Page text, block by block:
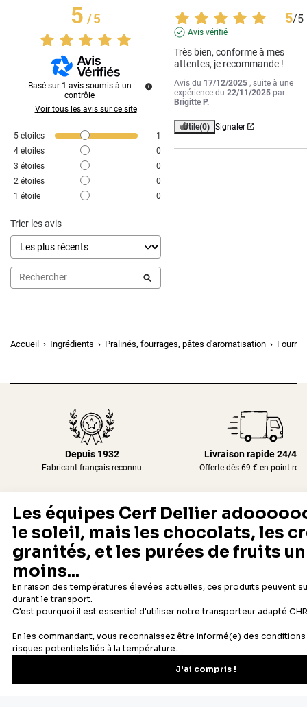
5/5
Basé sur 1 avis soumis à un
contrôle
Voir tous les avis sur ce site
5 étoiles
1
4 étoiles
0
3 étoiles
0
2 étoiles
0
1 étoile 0
Trier les avis
5/5
Avis vérifié
Très bien, conforme à mes
attentes, je recommande !
Avis du 17/12/2025 , suite à une
expérience du22/11/2025 par
Brigitte P.
Utile(0) Signaler
Accueil Ingrédients Pralinés, fourrages, pâtes d'aromatisation
Depuis 1932
Fabricant français reconnu
Livraison rapide 24/48h
Offerte dès 69 € en point
Newsletter
Recevez les recettes, astuces et offres spéciales.